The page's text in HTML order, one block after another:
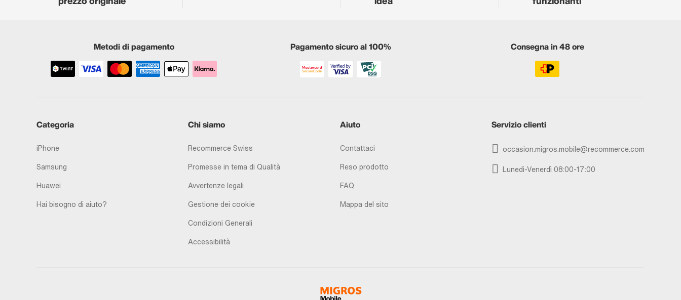
Metodi di pagamento Pagamento sicuro al 100% Consegna in 48 ore
Categoria
iPhone
Samsung
Huawei
Hai bisogno di aiuto?
Chi siamo
Recommerce Swiss
Promesse in tema di Qualità
Avvertenze legali
Gestione dei cookie
Condizioni Generali
Accessibilità
Aiuto
Contattaci
Reso prodotto
FAQ
Mappa del sito
Servizio clienti
occasion.migros.mobile@recommerce.com
Lunedì-Venerdì 08:00-17:00